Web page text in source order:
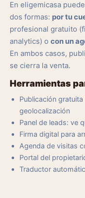
En eligemicasa
dos formas: por tu
profesional gratuito
analytics) o con un
En ambos casos,
se cierra la venta.
Herramientas
Publicación
geolocalización
Panel de leads: ve
Firma digital para
Agenda de visitas
Portal del
Traductor